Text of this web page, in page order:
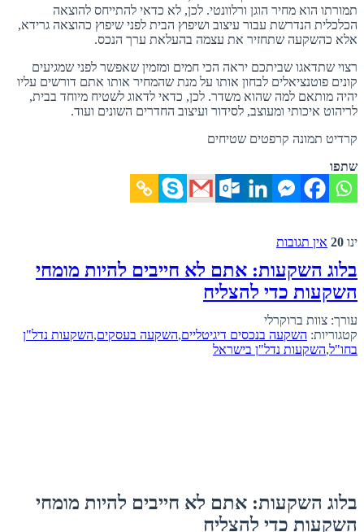
תמורתו הוא מחיר הוגן ורלוונטי. לכן, לא כדאי להתייחס להוצאה
הכלכלית הנדרשת עבור עיצוב ושיפוץ הבית לפני שיפוץ כהוצאה גרידא,
אלא כהשקעה שתחזיר את עצמה בהעלאת ערך הנכס.
רצוי שתדאגו שביתכם יראה הכי חמים ומזמין שאפשר לפני שמגיעים
קונים פוטנציאלים לבחון אותו על מנת שהמחיר אותו אתם דורשים עליו
יהיה מותאם למה שהוא משדר. לכן, כדאי לדאוג לשטיח מיוחד בבית,
לריהוט איכותי ומעוצב, לסידור ועיצוב החדרים השונים ועוד.
קרדיט תמונה קרפטים שטיחים
שתפו
ינו 20 אין תגובות
בלוג השקעות: אתם לא חייבים להיות מומחי
השקעות כדי להצליח
עורך: צוות ברוקרלי
קטגוריות: השקעה בנכסים דיגיטליים,השקעה בעסקים,השקעות נדל"ן
בחו"ל,השקעות נדל"ן בישראל
בלוג השקעות: אתם לא חייבים להיות מומחי
השקעות כדי להצליח